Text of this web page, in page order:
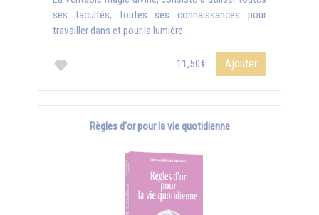
ses facultés, toutes ses connaissances pour
travailler dans et pour la lumière.
11,50€ Ajouter
Règles d'or pour la vie quotidienne